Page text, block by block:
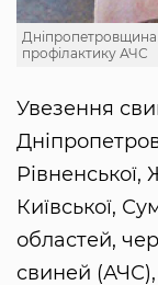
профілактику АЧС
Увезення
Рівненської,
Київської,
областей,
свиней